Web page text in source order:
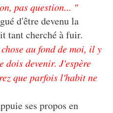
pas question... "
d'être devenu la
tant cherché à fuir.
au fond de moi, il y
dois devenir. J'espère
que parfois l'habit ne
ses propos en